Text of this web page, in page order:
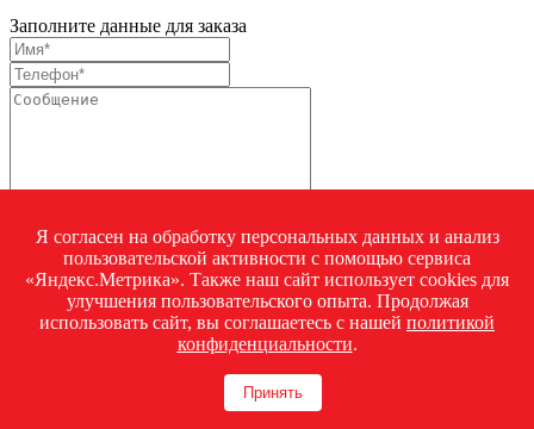
Заполните данные для заказа
Я согласен наобработку персональных данных.*
Купить в один клик
Закрыть окно
Запросить стоимость товара
Я согласен на обработку персональных данных и анализ
пользовательской активности с помощью сервиса
«Яндекс.Метрика». Также наш сайт использует cookies для
улучшения пользовательского опыта. Продолжая
использовать сайт, вы соглашаетесь с нашей политикой
конфиденциальности.
Принять